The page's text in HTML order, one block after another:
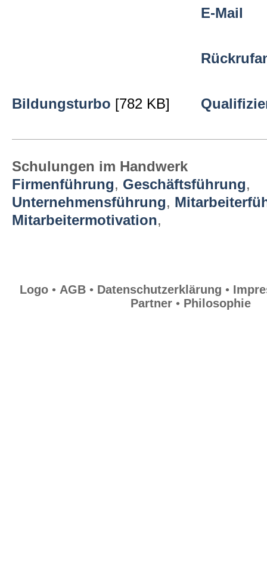
Bildungsturbo [782 KB]
E-Mail
Schulungen im Handwerk
Firmenführung, Geschäftsführung,
Unternehmensführung,
Mitarbeitermotivation,
Logo• AGB• Datenschutzerklärung •
Partner • Philosophie